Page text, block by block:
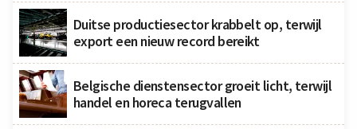
Duitse productiesector krabbelt op, terwijl
export een nieuw record bereikt
Belgische dienstensector groeit licht, terwijl
handel en horeca terugvallen